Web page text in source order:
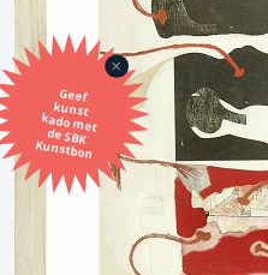
Geef
kunst
kado met
de SBK
Kunstbon